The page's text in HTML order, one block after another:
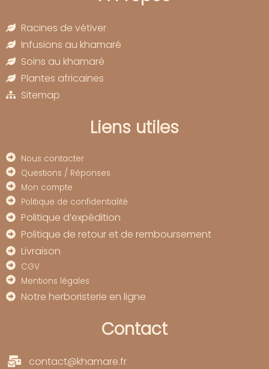
Racines de vétiver
Infusions au khamaré
Soins au khamaré
Plantes africaines
Sitemap
Liens utiles
Nous contacter
Questions / Réponses
Mon compte
Politique de confidentialité
Politique d’expédition
Politique de retour et de remboursement
Livraison
CGV
Mentions légales
Notre herboristerie en ligne
Contact
contact@khamare.fr